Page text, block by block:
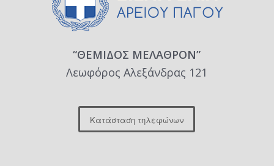
“ΘΕΜΙΔΟΣ ΜΕΛΑΘΡΟΝ”
Λεωφόρος Αλεξάνδρας 121
Κατάσταση τηλεφώνων